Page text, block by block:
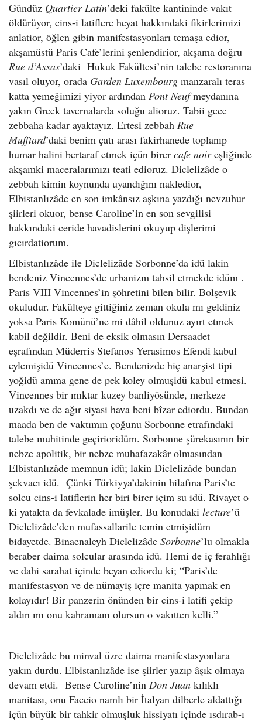
Gündüz Quartier Latin’deki fakülte kantininde vakıt
öldürüyor, cins-i latiflere heyat hakkındaki fikirlerimizi
anlatior, öğlen gibin manifestasyonları temaşa edior,
akşamüstü Paris Cafe’lerini şenlendirior, akşama doğru
Rue d’Assas’daki Hukuk Fakültesi’nin talebe restoranına
vasıl oluyor, orada Garden Luxembourg manzaralı teras
katta yemeğimizi yiyor ardından Pont Neufmeydanına
yakın Greek tavernalarda soluğu alioruz. Tabii gece
zebbaha kadar ayaktayız. Ertesi zebbah Rue
Mufftard’daki benim çatı arası fakirhanede toplanıp
humar halini bertaraf etmek içün birer cafe noireşliğinde
akşamki maceralarımızı teati edioruz. Diclelizâde o
zebbah kimin koynunda uyandığını nakledior,
Elbistanlızâde en son imkânsız aşkına yazdığı nevzuhur
şiirleri okuor, bense Caroline’in en son sevgilisi
hakkındaki ceride havadislerini okuyup dişlerimi
gıcırdatiorum.
Elbistanlızâde ile Diclelizâde Sorbonne’da idü lakin
bendeniz Vincennes’de urbanizm tahsil etmekde idüm .
Paris VIII Vincennes’in şöhretini bilen bilir. Bolşevik
okuludur. Fakülteye gittiğiniz zeman okula mı geldiniz
yoksa Paris Komünü’ne mi dâhil oldunuz ayırt etmek
kabil değildir. Beni de eksik olmasın Dersaadet
eşrafından Müderris Stefanos Yerasimos Efendi kabul
eylemişidü Vincennes’e. Bendenizde hiç anarşist tipi
yoğidü amma gene de pek koley olmuşidü kabul etmesi.
Vincennes bir mıktar kuzey banliyösünde, merkeze
uzakdı ve de ağır siyasi hava beni bîzar ediordu. Bundan
maada ben de vaktımın çoğunu Sorbonne etrafındaki
talebe muhitinde geçirioridüm. Sorbonne şürekasının bir
nebze apolitik, bir nebze muhafazakâr olmasından
Elbistanlızâde memnun idü; lakin Diclelizâde bundan
şekvacı idü. Çünki Türkiyya’dakinin hilafına Paris’te
solcu cins-i latiflerin her biri birer içim su idü. Rivayet o
ki yatakta da fevkalade imüşler. Bu konudaki lecture’ü
Diclelizâde’den mufassallarile temin etmişidüm
bidayetde. Binaenaleyh Diclelizâde Sorbonne’lu olmakla
beraber daima solcular arasında idü. Hemi de iç ferahlığı
ve dahi sarahat içinde beyan ediordu ki; “Paris’de
manifestasyon ve de nümayiş içre manita yapmak en
kolayıdır! Bir panzerin önünden bir cins-i latifi çekip
aldın mı onu kahramanı olursun o vakıtten kelli.”
Diclelizâde bu minval üzre daima manifestasyonlara
yakın durdu. Elbistanlızâde ise şiirler yazıp âşık olmaya
devam etdi. Bense Caroline’nin Don Juan kılıklı
manitası, onu Faccio namlı bir İtalyan dilberle aldattığı
içün büyük bir tahkir olmuşluk hissiyatı içinde ısdırab-ı